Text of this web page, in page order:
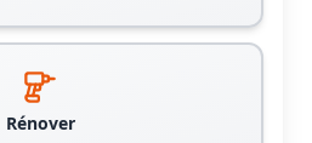
Rénover